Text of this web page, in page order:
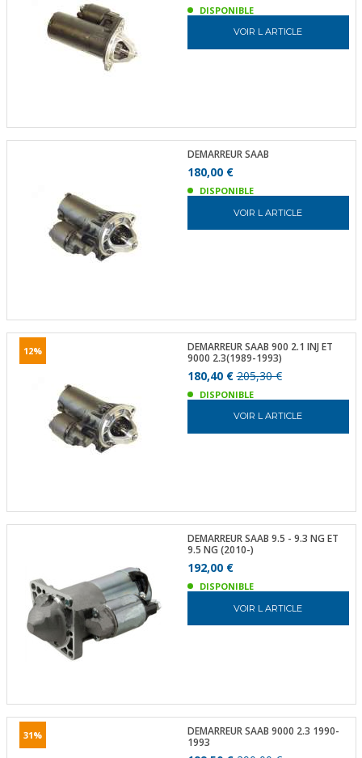
DISPONIBLE
VOIR L ARTICLE
DEMARREUR SAAB
180,00 €
DISPONIBLE
VOIR L ARTICLE
12%
DEMARREUR SAAB 900 2.1 INJ ET
9000 2.3(1989-1993)
180,40 €205,30 €
DISPONIBLE
VOIR L ARTICLE
DEMARREUR SAAB 9.5 - 9.3 NG ET
9.5 NG (2010-)
192,00 €
DISPONIBLE
VOIR L ARTICLE
31%
DEMARREUR SAAB 9000 2.3 1990-
1993